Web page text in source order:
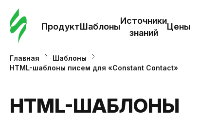
ПродуктШаблоны
Источники
знаний
Цены
Главная
Шаблоны
HTML-шаблоны писем для «Constant Contact»
HTML-ШАБЛОНЫ